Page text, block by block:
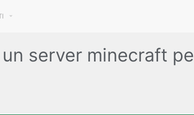
server minecraft